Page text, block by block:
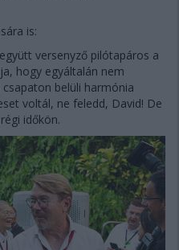
is:
versenyző pilótapáros a
hogy egyáltalán nem
belüli harmónia
voltál, ne feledd, David! De
időkön.